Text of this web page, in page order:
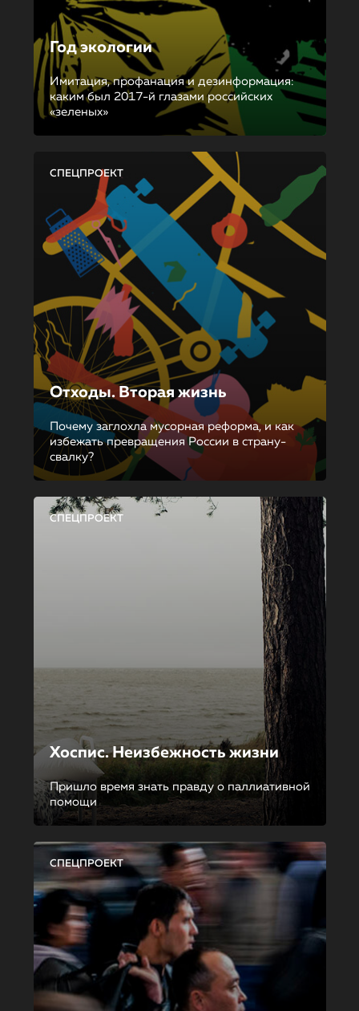
Год экологии
Имитация, профанация и дезинформация:
каким был 2017-й глазами российских
«зеленых»
СПЕЦПРОЕКТ
Отходы. Вторая жизнь
Почему заглохла мусорная реформа, и как
избежать превращения России в страну-
свалку?
СПЕЦПРОЕКТ
Хоспис. Неизбежность жизни
Пришло время знать правду о паллиативной
помощи
СПЕЦПРОЕКТ